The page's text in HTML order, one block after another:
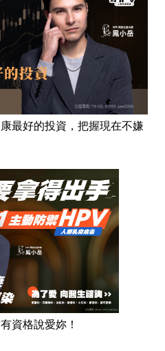
最好的投資，把握現在不嫌
資格說愛妳！